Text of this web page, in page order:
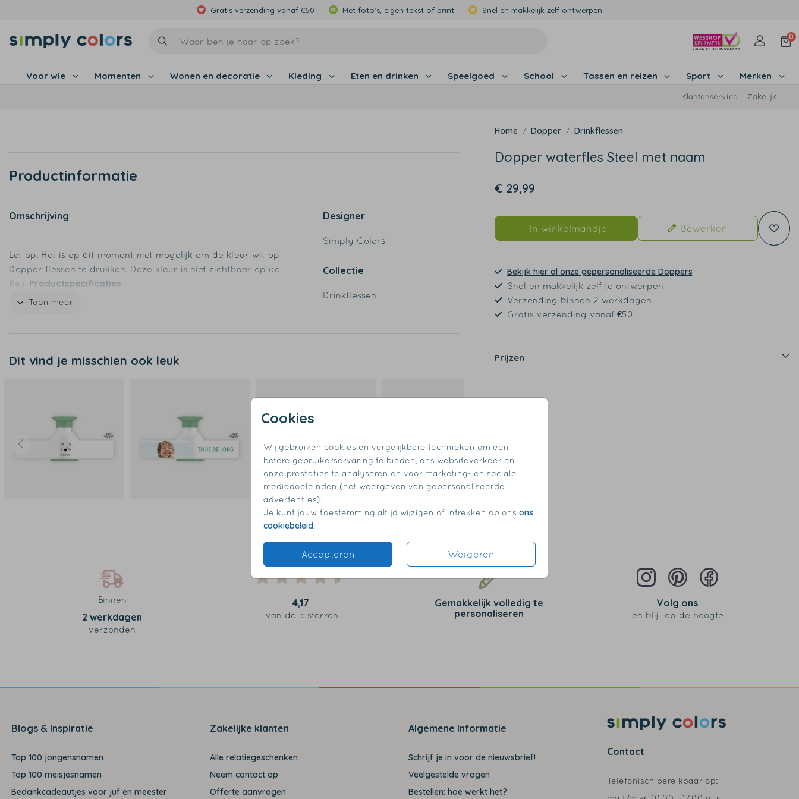
Gratis verzending vanaf €50 Met foto's, eigen tekst of print Snel en makkelijk zelf ontwerpen
0
Voor wie Momenten Wonen en decoratie Kleding Eten en drinken Speelgoed School Tassen en reizen Sport Merken
Klantenservice Zakelijk
Cookies
Wij gebruiken cookies en vergelijkbare technieken om een
betere gebruikerservaring te bieden, ons websiteverkeer en
onze prestaties te analyseren en voor marketing- en sociale
mediadoeleinden (het weergeven van gepersonaliseerde
advertenties).
Je kunt jouw toestemming altijd wijzigen of intrekken op ons ons
cookiebeleid.
Accepteren Weigeren
Productinformatie
Omschrijving
Let op. Het is op dit moment niet mogelijk om de kleur wit op
Dopper flessen te drukken. Deze kleur is niet zichtbaar op de
fles. Productspecificaties
- Merk: Dopper
- Milieuvriendelijk
Toon meer
Designer
Simply Colors
Collectie
Drinkflessen
Dit vind je misschien ook leuk
Dopper Drinkflessen
Dopper waterfles Steel met naam
€ 29,99
In winkelmandje Bewerken
Bekijk hier al onze gepersonaliseerde Doppers
Snel en makkelijk zelf te ontwerpen
Verzending binnen 2 werkdagen
Gratis verzending vanaf €50
Prijzen
Binnen
2 werkdagen
verzonden
4,17
van de 5 sterren
Gemakkelijk volledig te
personaliseren
Volg ons
en blijf op de hoogte
Blogs & Inspiratie
Top 100 jongensnamen
Top 100 meisjesnamen
Bedankcadeautjes voor juf en meester
Zakelijke klanten
Alle relatiegeschenken
Neem contact op
Offerte aanvragen
Algemene Informatie
Schrijf je in voor de nieuwsbrief!
Veelgestelde vragen
Bestellen: hoe werkt het?
Contact
Telefonisch bereikbaar op: